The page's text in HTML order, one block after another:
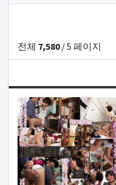
전체 7,580/ 5 페이지